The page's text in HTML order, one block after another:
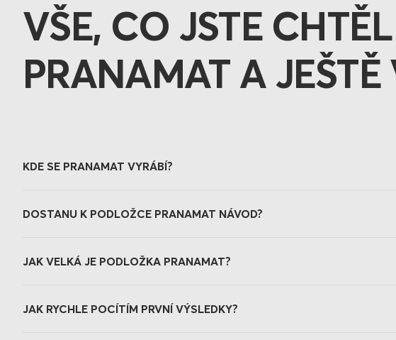
VŠE, CO JSTE
PRANAMAT A JEŠTĚ
KDE SE PRANAMAT VYRÁBÍ?
DOSTANU K PODLOŽCE PRANAMAT NÁVOD?
JAK VELKÁ JE PODLOŽKA PRANAMAT?
JAK RYCHLE POCÍTÍM PRVNÍ VÝSLEDKY?